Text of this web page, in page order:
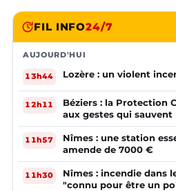
FIL INFO24/7
AUJOURD'HUI
13h44 Lozère : un violent
12h11
Béziers : la Protection
aux gestes qui sauvent
11h57
Nîmes : une station
amende de 7000 €
11h30
Nîmes : incendie dans
"connu pour être un